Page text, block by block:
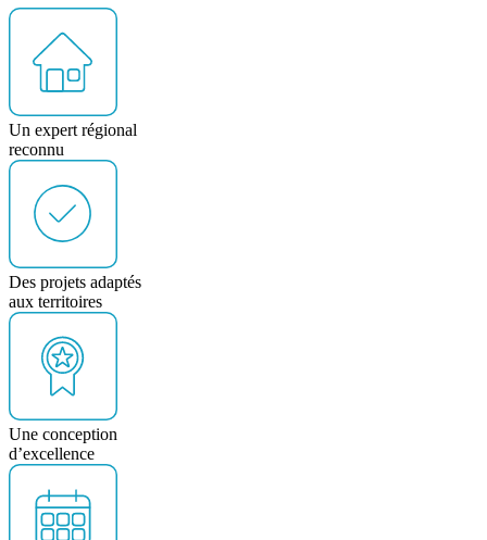
Un expert régional
reconnu
Des projets adaptés
aux territoires
Une conception
d’excellence